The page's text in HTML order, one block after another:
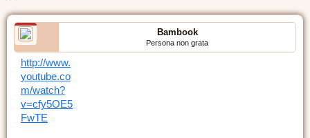
Bambook
Persona non grata
http://www.
youtube.co
m/watch?
v=cfy5OE5
FwTE